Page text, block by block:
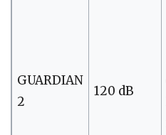
GUARDIAN
2
120 dB